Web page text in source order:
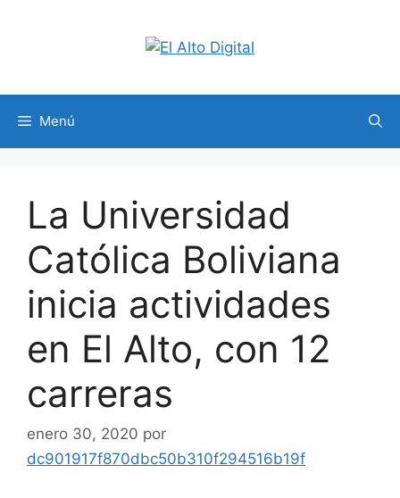
Menú
La Universidad
Católica Boliviana
inicia actividades
en El Alto, con 12
carreras
enero 30, 2020 por
dc901917f870dbc50b310f294516b19f